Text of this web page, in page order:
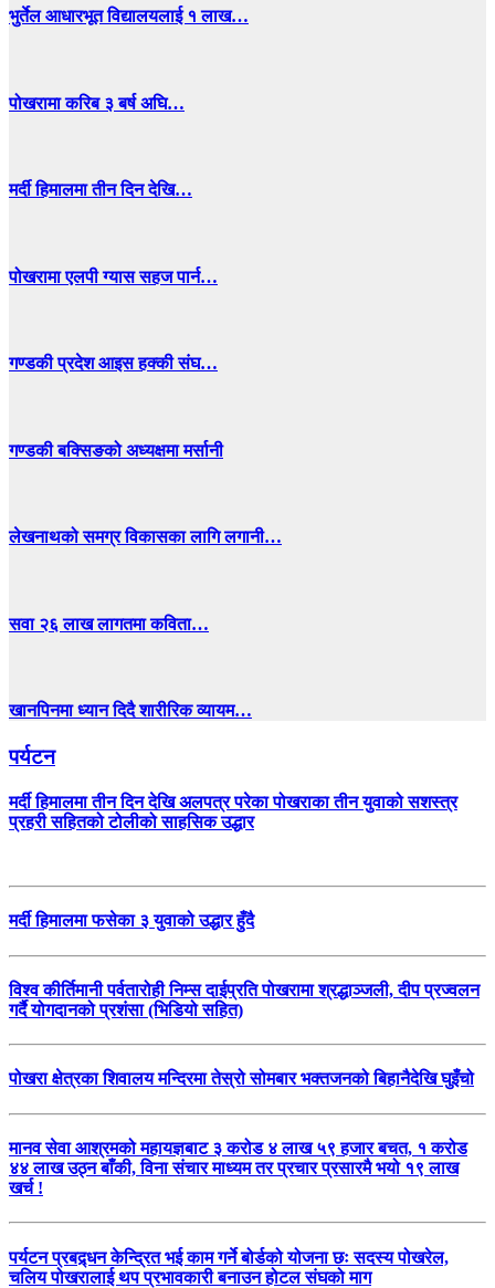
भुर्तेल आधारभूत विद्यालयलाई १ लाख…
पोखरामा करिब ३ बर्ष अघि…
मर्दी हिमालमा तीन दिन देखि…
पोखरामा एलपी ग्यास सहज पार्न…
गण्डकी प्रदेश आइस हक्की संघ…
गण्डकी बक्सिङको अध्यक्षमा मर्सानी
लेखनाथको समग्र विकासका लागि लगानी…
सवा २६ लाख लागतमा कविता…
खानपिनमा ध्यान दिदै शारीरिक व्यायम…
पर्यटन
मर्दी हिमालमा तीन दिन देखि अलपत्र परेका पोखराका तीन युवाको सशस्त्र
प्रहरी सहितको टोलीको साहसिक उद्धार
मर्दी हिमालमा फसेका ३ युवाको उद्धार हुँदै
विश्व कीर्तिमानी पर्वतारोही निम्स दाईप्रति पोखरामा श्रद्धाञ्जली, दीप प्रज्वलन
गर्दै योगदानको प्रशंसा (भिडियो सहित)
पोखरा क्षेत्रका शिवालय मन्दिरमा तेस्रो सोमबार भक्तजनको बिहानैदेखि घुइँचो
मानव सेवा आश्रमको महायज्ञबाट ३ करोड ४ लाख ५९ हजार बचत, १ करोड
४४ लाख उठ्न बाँकी, विना संचार माध्यम तर प्रचार प्रसारमै भयो १९ लाख
खर्च !
पर्यटन प्रबद्र्धन केन्द्रित भई काम गर्ने बोर्डको योजना छः सदस्य पोखरेल,
चलिय पोखरालाई थप प्रभावकारी बनाउन होटल संघको माग